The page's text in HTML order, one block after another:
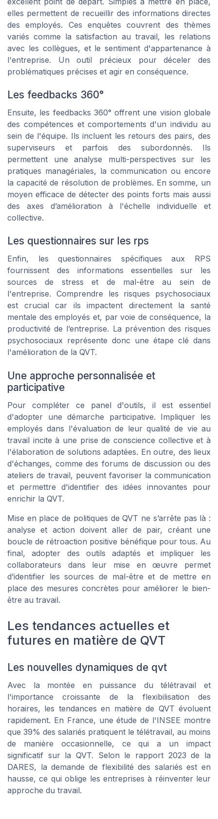
elles permettent de recueillir des informations directes
des employés. Ces enquêtes couvrent des thèmes
variés comme la satisfaction au travail, les relations
avec les collègues, et le sentiment d'appartenance à
l'entreprise. Un outil précieux pour déceler des
problématiques précises et agir en conséquence.
Les feedbacks 360°
Ensuite, les feedbacks 360° offrent une vision globale
des compétences et comportements d'un individu au
sein de l'équipe. Ils incluent les retours des pairs, des
superviseurs et parfois des subordonnés. Ils
permettent une analyse multi-perspectives sur les
pratiques managériales, la communication ou encore
la capacité de résolution de problèmes. En somme, un
moyen efficace de détecter des points forts mais aussi
des axes d’amélioration à l'échelle individuelle et
collective.
Les questionnaires sur les rps
Enfin, les questionnaires spécifiques aux RPS
fournissent des informations essentielles sur les
sources de stress et de mal-être au sein de
l'entreprise. Comprendre les risques psychosociaux
est crucial car ils impactent directement la santé
mentale des employés et, par voie de conséquence, la
productivité de l’entreprise. La prévention des risques
psychosociaux représente donc une étape clé dans
l'amélioration de la QVT.
Une approche personnalisée et
participative
Pour compléter ce panel d'outils, il est essentiel
d'adopter une démarche participative. Impliquer les
employés dans l'évaluation de leur qualité de vie au
travail incite à une prise de conscience collective et à
l'élaboration de solutions adaptées. En outre, des lieux
d'échanges, comme des forums de discussion ou des
ateliers de travail, peuvent favoriser la communication
et permettre d'identifier des idées innovantes pour
enrichir la QVT.
Mise en place de politiques de QVT ne s’arrête pas là :
analyse et action doivent aller de pair, créant une
boucle de rétroaction positive bénéfique pour tous. Au
final, adopter des outils adaptés et impliquer les
collaborateurs dans leur mise en œuvre permet
d’identifier les sources de mal-être et de mettre en
place des mesures concrètes pour améliorer le bien-
être au travail.
Les tendances actuelles et
futures en matière de QVT
Les nouvelles dynamiques de qvt
Avec la montée en puissance du télétravail et
l'importance croissante de la flexibilisation des
horaires, les tendances en matière de QVT évoluent
rapidement. En France, une étude de l'INSEE montre
que 39% des salariés pratiquent le télétravail, au moins
de manière occasionnelle, ce qui a un impact
significatif sur la QVT. Selon le rapport 2023 de la
DARES, la demande de flexibilité des salariés est en
hausse, ce qui oblige les entreprises à réinventer leur
approche du travail.